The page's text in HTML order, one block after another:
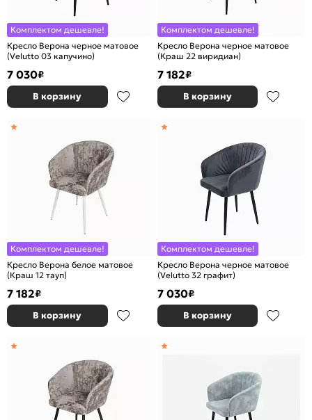
Комплектом дешевле!
Кресло Верона черное матовое
(Velutto 03 капучино)
7 030₽
В корзину
Комплектом дешевле!
Кресло Верона черное матовое
(Краш 22 виридиан)
7 182₽
В корзину
Комплектом дешевле!
Кресло Верона белое матовое
(Краш 12 тауп)
7 182₽
В корзину
Комплектом дешевле!
Кресло Верона черное матовое
(Velutto 32 графит)
7 030₽
В корзину